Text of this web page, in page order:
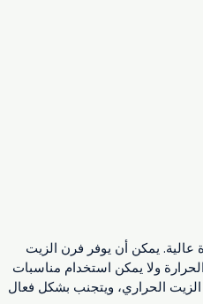
عالية. يمكن أن يوفر فرن الزيت
ولا يمكن استخدام مناسبات
الزيت الحراري، ويتجنب بشكل فعال